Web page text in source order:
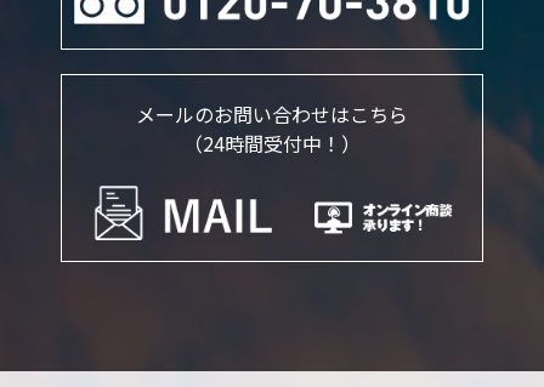
メールのお問い合わせはこちら
（24時間受付中！）